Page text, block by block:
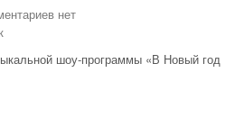
нет
шоу-программы «В Новый год